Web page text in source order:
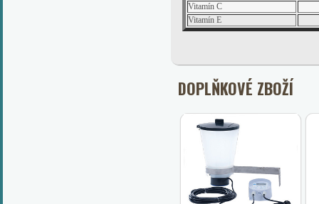
Vitamín C
Vitamín E
DOPLŇKOVÉ ZBOŽÍ